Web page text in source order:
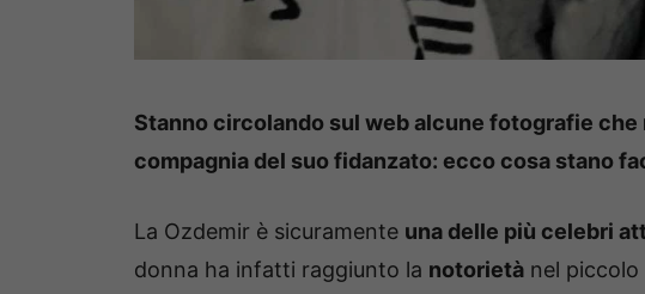
Stanno circolando sul web alcune fotografie
compagnia del suo fidanzato: ecco cosa stano
La Ozdemir è sicuramente una delle più celebri
donna ha infatti raggiunto la notorietà nel piccolo